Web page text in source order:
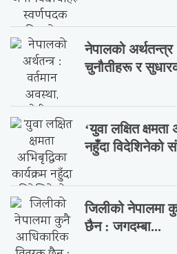
नेपालको अर्थतन्त्र
चुनौतीहरू र
‘युवा लक्षित
नहुँदा विदेशिनेको
जिलीको नेपालमा
छैन : जगदम्बा...